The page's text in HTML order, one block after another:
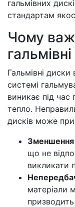
гальмівних
стандартам
Чому
Гальмівні
системі
виникає під час
тепло.
дисків може
Зменшення
що не
викликати
матеріали